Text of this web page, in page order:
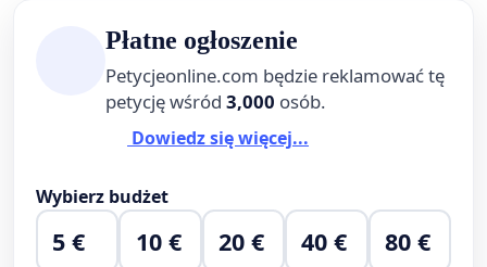
Płatne ogłoszenie
Petycjeonline.com będzie reklamować tę
petycję wśród 3,000 osób.
Dowiedz się więcej...
Wybierz budżet
5 € 10 € 20 € 40 € 80 €